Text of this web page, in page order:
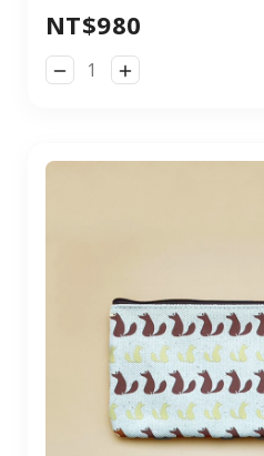
NT$980